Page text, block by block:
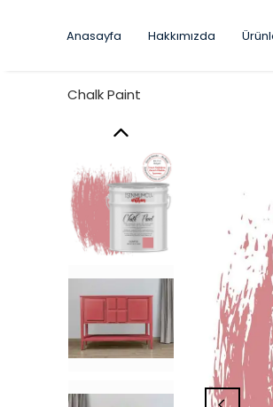
Anasayfa Hakkımızda
Chalk Paint